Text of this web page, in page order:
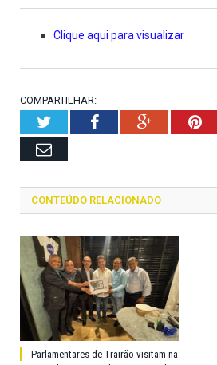
Clique aqui para visualizar
COMPARTILHAR:
TwitterFacebookGoogle+
Email
CONTEÚDO RELACIONADO
Parlamentares de Trairão visitam na